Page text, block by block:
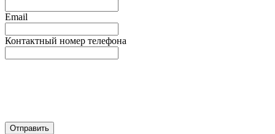
Email
Контактный номер телефона